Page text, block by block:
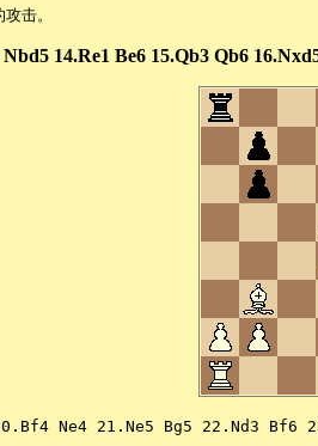
击。
14.Re1 Be6 15.Qb3 Qb6
20.Bf4 Ne4 21.Ne5 Bg5 22.Nd3